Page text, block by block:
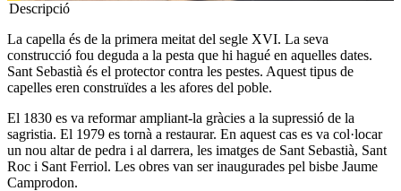
Descripció
La capella és de la primera meitat del segle XVI. La seva
construcció fou deguda a la pesta que hi hagué en aquelles dates.
Sant Sebastià és el protector contra les pestes. Aquest tipus de
capelles eren construïdes a les afores del poble.
El 1830 es va reformar ampliant-la gràcies a la supressió de la
sagristia. El 1979 es tornà a restaurar. En aquest cas es va col·locar
un nou altar de pedra i al darrera, les imatges de Sant Sebastià, Sant
Roc i Sant Ferriol. Les obres van ser inaugurades pel bisbe Jaume
Camprodon.